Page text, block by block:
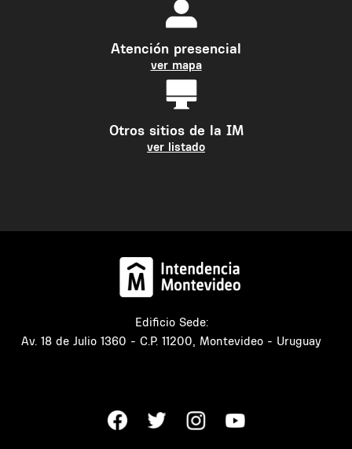
Atención presencial
ver mapa
Otros sitios de la IM
ver listado
Edificio Sede:
Av. 18 de Julio 1360 - C.P. 11200, Montevideo - Uruguay